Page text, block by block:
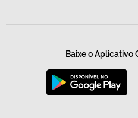
Baixe o Aplicativo